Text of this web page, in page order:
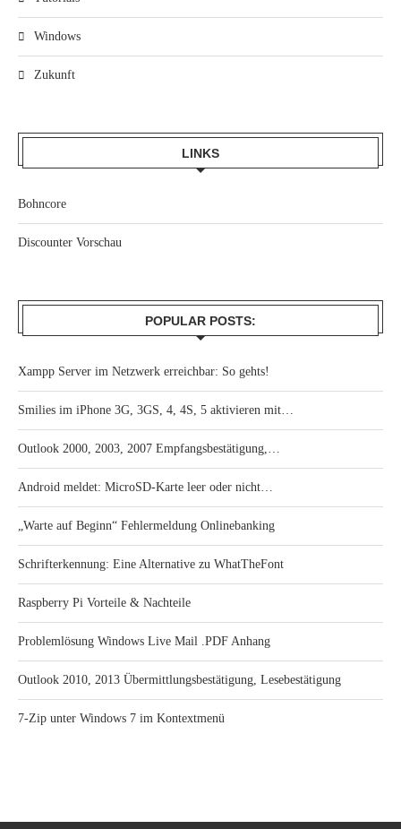
Windows
Zukunft
LINKS
Bohncore
Discounter Vorschau
POPULAR POSTS:
Xampp Server im Netzwerk erreichbar: So gehts!
Smilies im iPhone 3G, 3GS, 4, 4S, 5 aktivieren mit…
Outlook 2000, 2003, 2007 Empfangsbestätigung,…
Android meldet: MicroSD-Karte leer oder nicht…
„Warte auf Beginn“ Fehlermeldung Onlinebanking
Schrifterkennung: Eine Alternative zu WhatTheFont
Raspberry Pi Vorteile & Nachteile
Problemlösung Windows Live Mail .PDF Anhang
Outlook 2010, 2013 Übermittlungsbestätigung, Lesebestätigung
7-Zip unter Windows 7 im Kontextmenü